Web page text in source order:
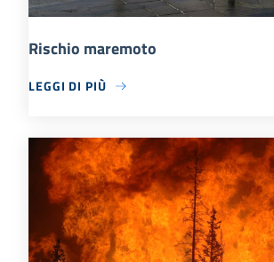
Rischio maremoto
LEGGI DI PIÙ